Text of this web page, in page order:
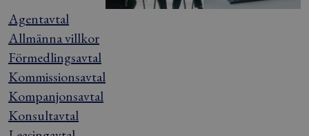
Agentavtal
Allmänna villkor
Förmedlingsavtal
Kommissionsavtal
Kompanjonsavtal
Konsultavtal